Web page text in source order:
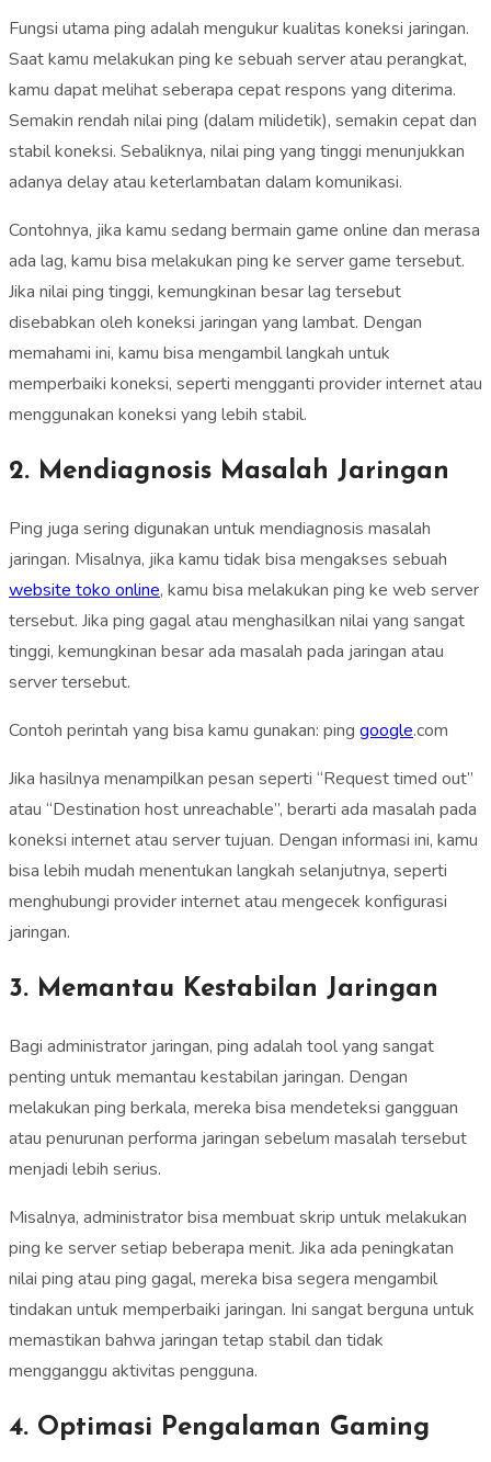
Fungsi utama ping adalah mengukur kualitas koneksi jaringan.
Saat kamu melakukan ping ke sebuah server atau perangkat,
kamu dapat melihat seberapa cepat respons yang diterima.
Semakin rendah nilai ping (dalam milidetik), semakin cepat dan
stabil koneksi. Sebaliknya, nilai ping yang tinggi menunjukkan
adanya delay atau keterlambatan dalam komunikasi.
Contohnya, jika kamu sedang bermain game online dan merasa
ada lag, kamu bisa melakukan ping ke server game tersebut.
Jika nilai ping tinggi, kemungkinan besar lag tersebut
disebabkan oleh koneksi jaringan yang lambat. Dengan
memahami ini, kamu bisa mengambil langkah untuk
memperbaiki koneksi, seperti mengganti provider internet atau
menggunakan koneksi yang lebih stabil.
2. Mendiagnosis Masalah Jaringan
Ping juga sering digunakan untuk mendiagnosis masalah
jaringan. Misalnya, jika kamu tidak bisa mengakses sebuah
website toko online, kamu bisa melakukan ping ke web server
tersebut. Jika ping gagal atau menghasilkan nilai yang sangat
tinggi, kemungkinan besar ada masalah pada jaringan atau
server tersebut.
Contoh perintah yang bisa kamu gunakan: ping google.com
Jika hasilnya menampilkan pesan seperti “Request timed out”
atau “Destination host unreachable”, berarti ada masalah pada
koneksi internet atau server tujuan. Dengan informasi ini, kamu
bisa lebih mudah menentukan langkah selanjutnya, seperti
menghubungi provider internet atau mengecek konfigurasi
jaringan.
3. Memantau Kestabilan Jaringan
Bagi administrator jaringan, ping adalah tool yang sangat
penting untuk memantau kestabilan jaringan. Dengan
melakukan ping berkala, mereka bisa mendeteksi gangguan
atau penurunan performa jaringan sebelum masalah tersebut
menjadi lebih serius.
Misalnya, administrator bisa membuat skrip untuk melakukan
ping ke server setiap beberapa menit. Jika ada peningkatan
nilai ping atau ping gagal, mereka bisa segera mengambil
tindakan untuk memperbaiki jaringan. Ini sangat berguna untuk
memastikan bahwa jaringan tetap stabil dan tidak
mengganggu aktivitas pengguna.
4. Optimasi Pengalaman Gaming